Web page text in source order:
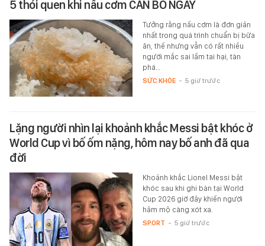
5 thói quen khi nấu cơm CẦN BỎ NGAY
Tưởng rằng nấu cơm là đơn giản
nhất trong quá trình chuẩn bị bữa
ăn, thế nhưng vẫn có rất nhiều
người mắc sai lầm tai hại, tàn
phá…
SỨC KHỎE - 5 giờ trước
Lặng người nhìn lại khoảnh khắc Messi bật khóc ở
World Cup vì bố ốm nặng, hôm nay bố anh đã qua
đời
Khoảnh khắc Lionel Messi bật
khóc sau khi ghi bàn tại World
Cup 2026 giờ đây khiến người
hâm mộ càng xót xa.
SPORT - 5 giờ trước